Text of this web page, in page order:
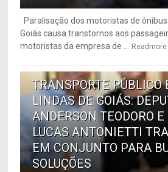
Paralisação dos motoristas de
Goiás causa transtornos aos
motoristas da empresa de ... Readmore
6
TRANSPORTE PÚBLICO
LINDAS DE GOIÁS:
ANDERSON TEODORO
LUCAS ANTONIETTI
EM CONJUNTO PARA
SOLUÇÕES